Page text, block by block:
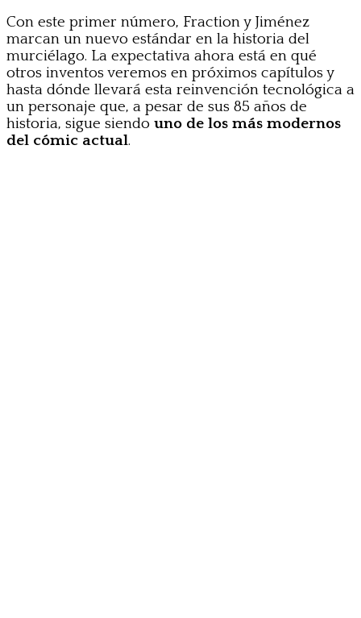
Con este primer número, Fraction y Jiménez
marcan un nuevo estándar en la historia del
murciélago. La expectativa ahora está en qué
otros inventos veremos en próximos capítulos y
hasta dónde llevará esta reinvención tecnológica a
un personaje que, a pesar de sus 85 años de
historia, sigue siendo uno de los más modernos
del cómic actual.